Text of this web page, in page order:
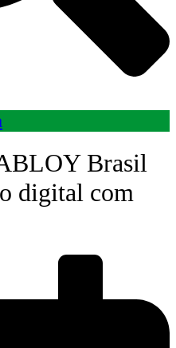
Brasil
digital com